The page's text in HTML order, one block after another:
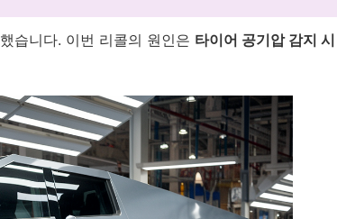
습니다. 이번 리콜의 원인은 타이어 공기압 감지 시